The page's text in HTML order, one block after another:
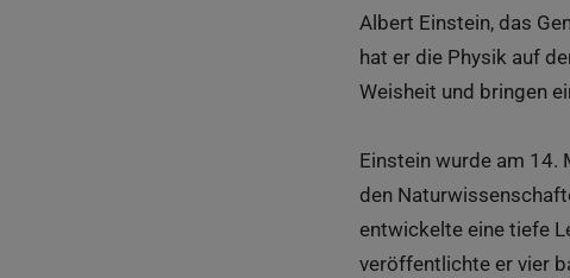
Albert Einstein, das
hat er die Physik auf
Weisheit und bringen
Einstein wurde am 14.
den
entwickelte eine tiefe
veröffentlichte er vier